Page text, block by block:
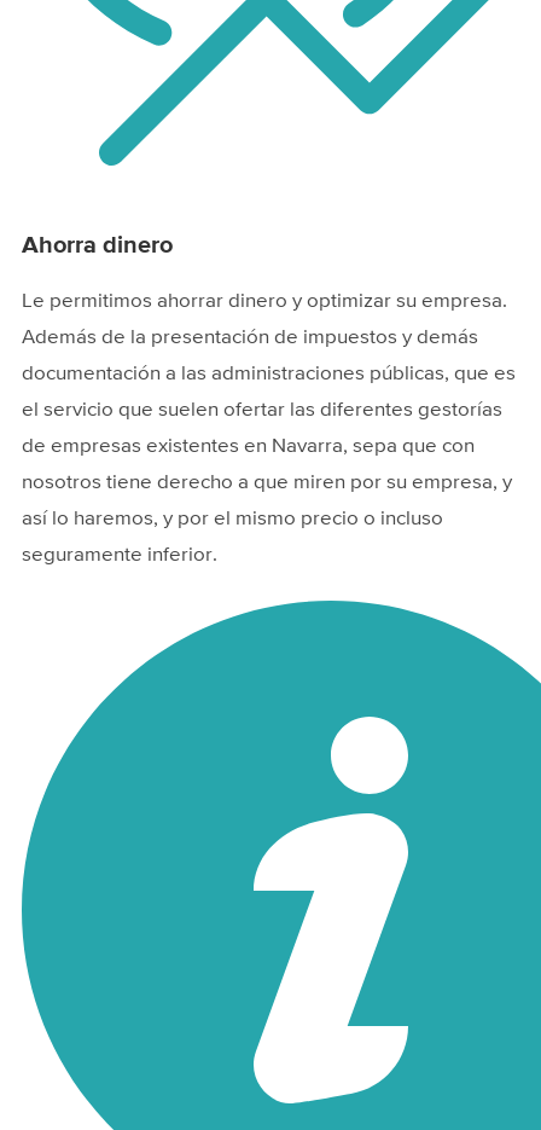
Ahorra dinero
Le permitimos ahorrar dinero y optimizar su empresa.
Además de la presentación de impuestos y demás
documentación a las administraciones públicas, que es
el servicio que suelen ofertar las diferentes gestorías
de empresas existentes en Navarra, sepa que con
nosotros tiene derecho a que miren por su empresa, y
así lo haremos, y por el mismo precio o incluso
seguramente inferior.